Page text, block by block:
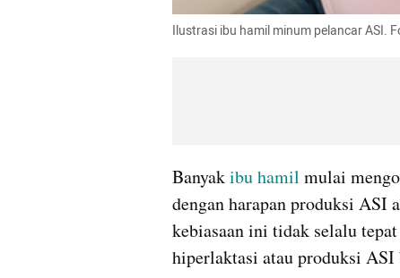
Ilustrasi ibu hamil minum pelancar ASI.
Banyak ibu hamil mulai
dengan harapan produksi ASI
kebiasaan ini tidak selalu
hiperlaktasi atau produksi ASI